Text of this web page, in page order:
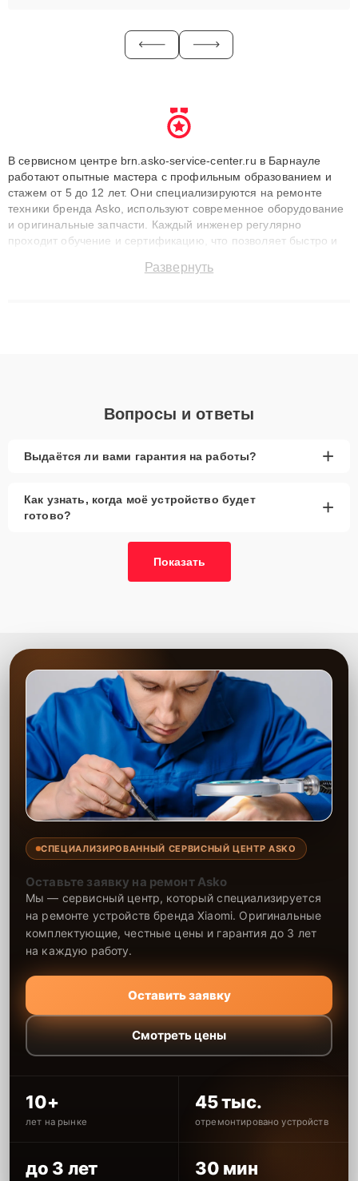
В сервисном центре brn.asko-service-center.ru в Барнауле
работают опытные мастера с профильным образованием и
стажем от 5 до 12 лет. Они специализируются на ремонте
техники бренда Asko, используют современное оборудование
и оригинальные запчасти. Каждый инженер регулярно
проходит обучение и сертификацию, что позволяет быстро и
сохранением гарантии до 3 лет. Наши мастера решают
Развернуть
Вопросы и ответы
Выдаётся ли вами гарантия на работы? +
Как узнать, когда моё устройство будет
готово?
+
Показать
СПЕЦИАЛИЗИРОВАННЫЙ СЕРВИСНЫЙ ЦЕНТР ASKO
Оставьте заявку на ремонт Asko
Мы — сервисный центр, который специализируется
на ремонте устройств бренда Xiaomi. Оригинальные
комплектующие, честные цены и гарантия до 3 лет
на каждую работу.
Оставить заявку
Смотреть цены
10+
лет на рынке
45 тыс.
отремонтировано устройств
до 3 лет 30 мин